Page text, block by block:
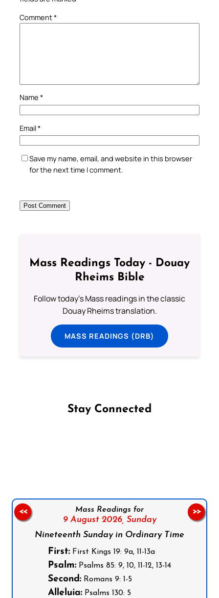
Comment*
Name *
Email*
Save my name, email, and website in this browser
for the next time I comment.
Mass Readings Today - Douay
Rheims Bible
Follow today's Mass readings in the classic
Douay Rheims translation.
MASS READINGS (DRB)
Stay Connected
Mass Readings for
9 August 2026, Sunday
Nineteenth Sunday in Ordinary Time
First: First Kings 19: 9a, 11-13a
Psalm: Psalms 85: 9, 10, 11-12, 13-14
Second: Romans 9: 1-5
Alleluia: Psalms 130: 5
<< >>